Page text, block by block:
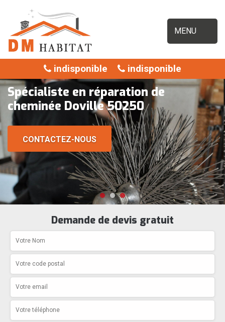
MENU
indisponible indisponible
Spécialiste en réparation de
cheminée Doville 50250
CONTACTEZ-NOUS
Demande de devis gratuit